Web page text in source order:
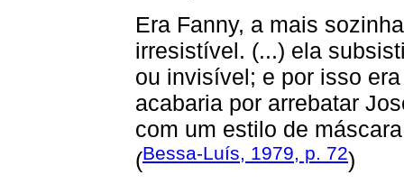
Era Fanny, a mais
irresistível. (...) ela
ou invisível; e por isso
acabaria por arrebatar
com um estilo de
(Bessa-Luís, 1979, p. 72)